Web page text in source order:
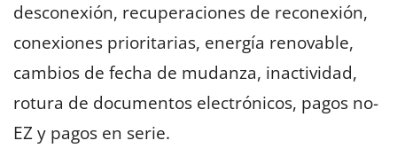
desconexión, recuperaciones de reconexión,
conexiones prioritarias, energía renovable,
cambios de fecha de mudanza, inactividad,
rotura de documentos electrónicos, pagos no-
EZ y pagos en serie.